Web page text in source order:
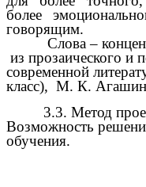
более
говорящим.
Слова –
из прозаического и
современной
класс), М. К.
3.3. Метод
Возможность
обучения.